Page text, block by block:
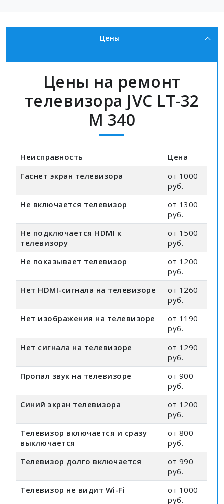
Цены
Цены на ремонт
телевизора JVC LT-32
M 340
Неисправность
Цена
Гаснет экран телевизора
от 1000
руб.
Не включается телевизор
от 1300
руб.
Не подключается HDMI к
телевизору
от 1500
руб.
Не показывает телевизор
от 1200
руб.
Нет HDMI-сигнала на телевизоре
от 1260
руб.
Нет изображения на телевизоре
от 1190
руб.
Нет сигнала на телевизоре
от 1290
руб.
Пропал звук на телевизоре
от 900
руб.
Синий экран телевизора
от 1200
руб.
Телевизор включается и сразу
выключается
от 800
руб.
Телевизор долго включается
от 990
руб.
Телевизор не видит Wi-Fi
от 1000
руб.